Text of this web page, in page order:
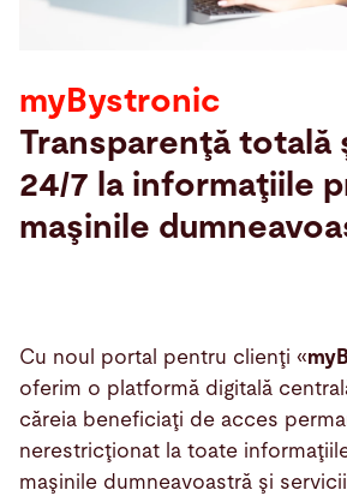
myBystronic
Transparenţă totală
24/7 la informaţiile
maşinile
Cu noul portal pentru clienţi «
oferim o platformă digitală
căreia beneficiaţi de acces
nerestricţionat la toate
maşinile dumneavoastră şi